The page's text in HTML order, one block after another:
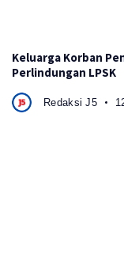
Keluarga Korban
Perlindungan LPSK
Redaksi J5